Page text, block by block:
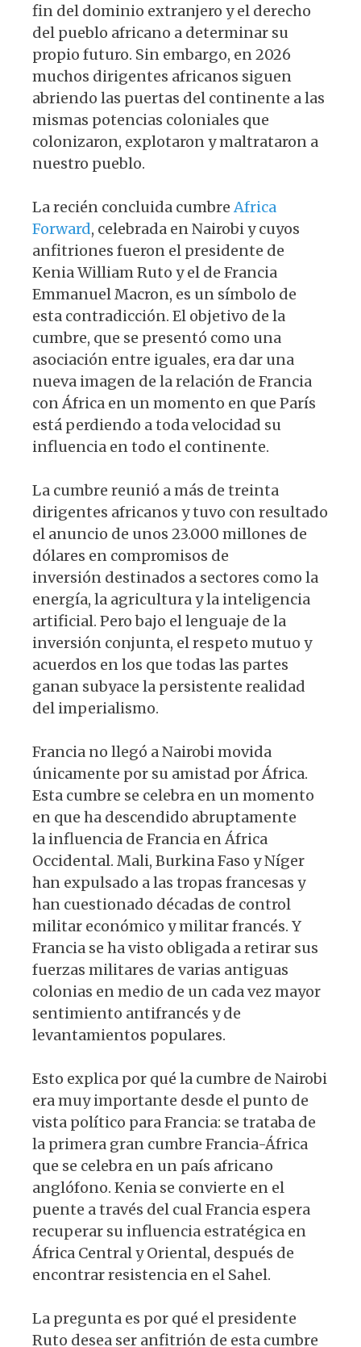
fin del dominio extranjero y el derecho
del pueblo africano a determinar su
propio futuro. Sin embargo, en 2026
muchos dirigentes africanos siguen
abriendo las puertas del continente a las
mismas potencias coloniales que
colonizaron, explotaron y maltrataron a
nuestro pueblo.
La recién concluida cumbre Africa
Forward, celebrada en Nairobi y cuyos
anfitriones fueron el presidente de
Kenia William Ruto y el de Francia
Emmanuel Macron, es un símbolo de
esta contradicción. El objetivo de la
cumbre, que se presentó como una
asociación entre iguales, era dar una
nueva imagen de la relación de Francia
con África en un momento en que París
está perdiendo a toda velocidad su
influencia en todo el continente.
La cumbre reunió a más de treinta
dirigentes africanos y tuvo con resultado
el anuncio de unos 23.000 millones de
dólares en compromisos de
inversión destinados a sectores como la
energía, la agricultura y la inteligencia
artificial. Pero bajo el lenguaje de la
inversión conjunta, el respeto mutuo y
acuerdos en los que todas las partes
ganan subyace la persistente realidad
del imperialismo.
Francia no llegó a Nairobi movida
únicamente por su amistad por África.
Esta cumbre se celebra en un momento
en que ha descendido abruptamente
la influencia de Francia en África
Occidental. Mali, Burkina Faso y Níger
han expulsado a las tropas francesas y
han cuestionado décadas de control
militar económico y militar francés. Y
Francia se ha visto obligada a retirar sus
fuerzas militares de varias antiguas
colonias en medio de un cada vez mayor
sentimiento antifrancés y de
levantamientos populares.
Esto explica por qué la cumbre de Nairobi
era muy importante desde el punto de
vista político para Francia: se trataba de
la primera gran cumbre Francia-África
que se celebra en un país africano
anglófono. Kenia se convierte en el
puente a través del cual Francia espera
recuperar su influencia estratégica en
África Central y Oriental, después de
encontrar resistencia en el Sahel.
La pregunta es por qué el presidente
Ruto desea ser anfitrión de esta cumbre